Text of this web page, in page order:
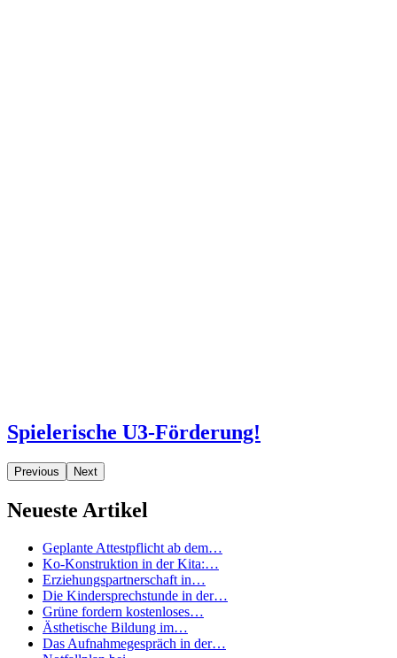
Spielerische U3-Förderung!
Previous Next
Neueste Artikel
Geplante Attestpflicht ab dem…
Ko-Konstruktion in der Kita:…
Erziehungspartnerschaft in…
Die Kindersprechstunde in der…
Grüne fordern kostenloses…
Ästhetische Bildung im…
Das Aufnahmegespräch in der…